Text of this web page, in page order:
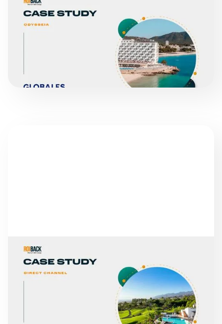
VAKA ÇALIŞMALARI
GLOBALES OTELLER
DEVAMINI OKU
VAKA ÇALIŞMALARI
ABAMA OTELLERI
DEVAMINI OKU